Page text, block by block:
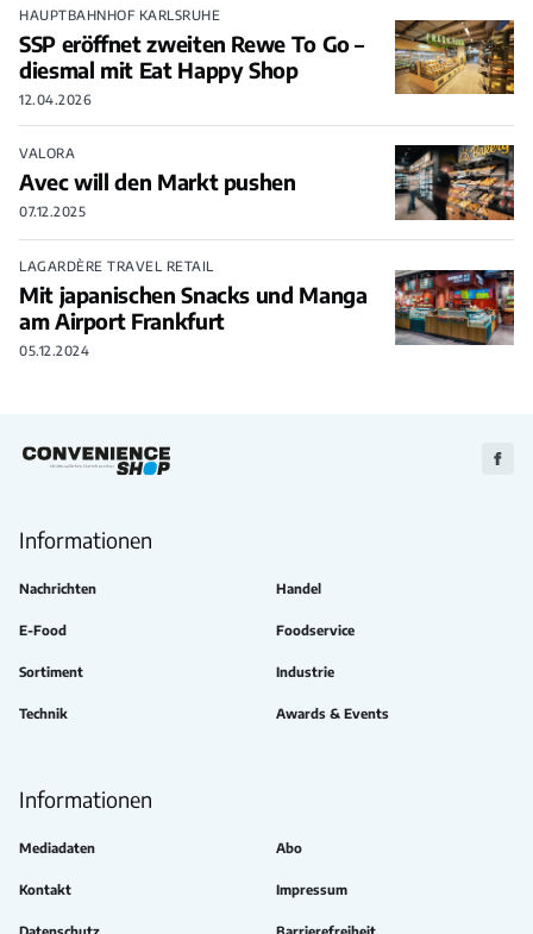
HAUPTBAHNHOF KARLSRUHE
SSP eröffnet zweiten Rewe To Go –
diesmal mit Eat Happy Shop
12.04.2026
VALORA
Avec will den Markt pushen
07.12.2025
LAGARDÈRE TRAVEL RETAIL
Mit japanischen Snacks und Manga
am Airport Frankfurt
05.12.2024
Zu
Informationen
Nachrichten Handel
E-Food Foodservice
Sortiment Industrie
Technik Awards & Events
Informationen
Mediadaten Abo
Kontakt Impressum
Datenschutz Barrierefreiheit